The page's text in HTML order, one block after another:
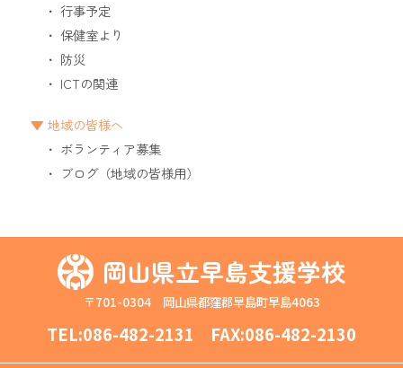
行事予定
保健室より
防災
ICTの関連
地域の皆様へ
ボランティア募集
ブログ（地域の皆様用）
岡山県立早島支援学校
〒701-0304 岡山県都窪郡早島町早島4063
TEL:086-482-2131 FAX:086-482-2130